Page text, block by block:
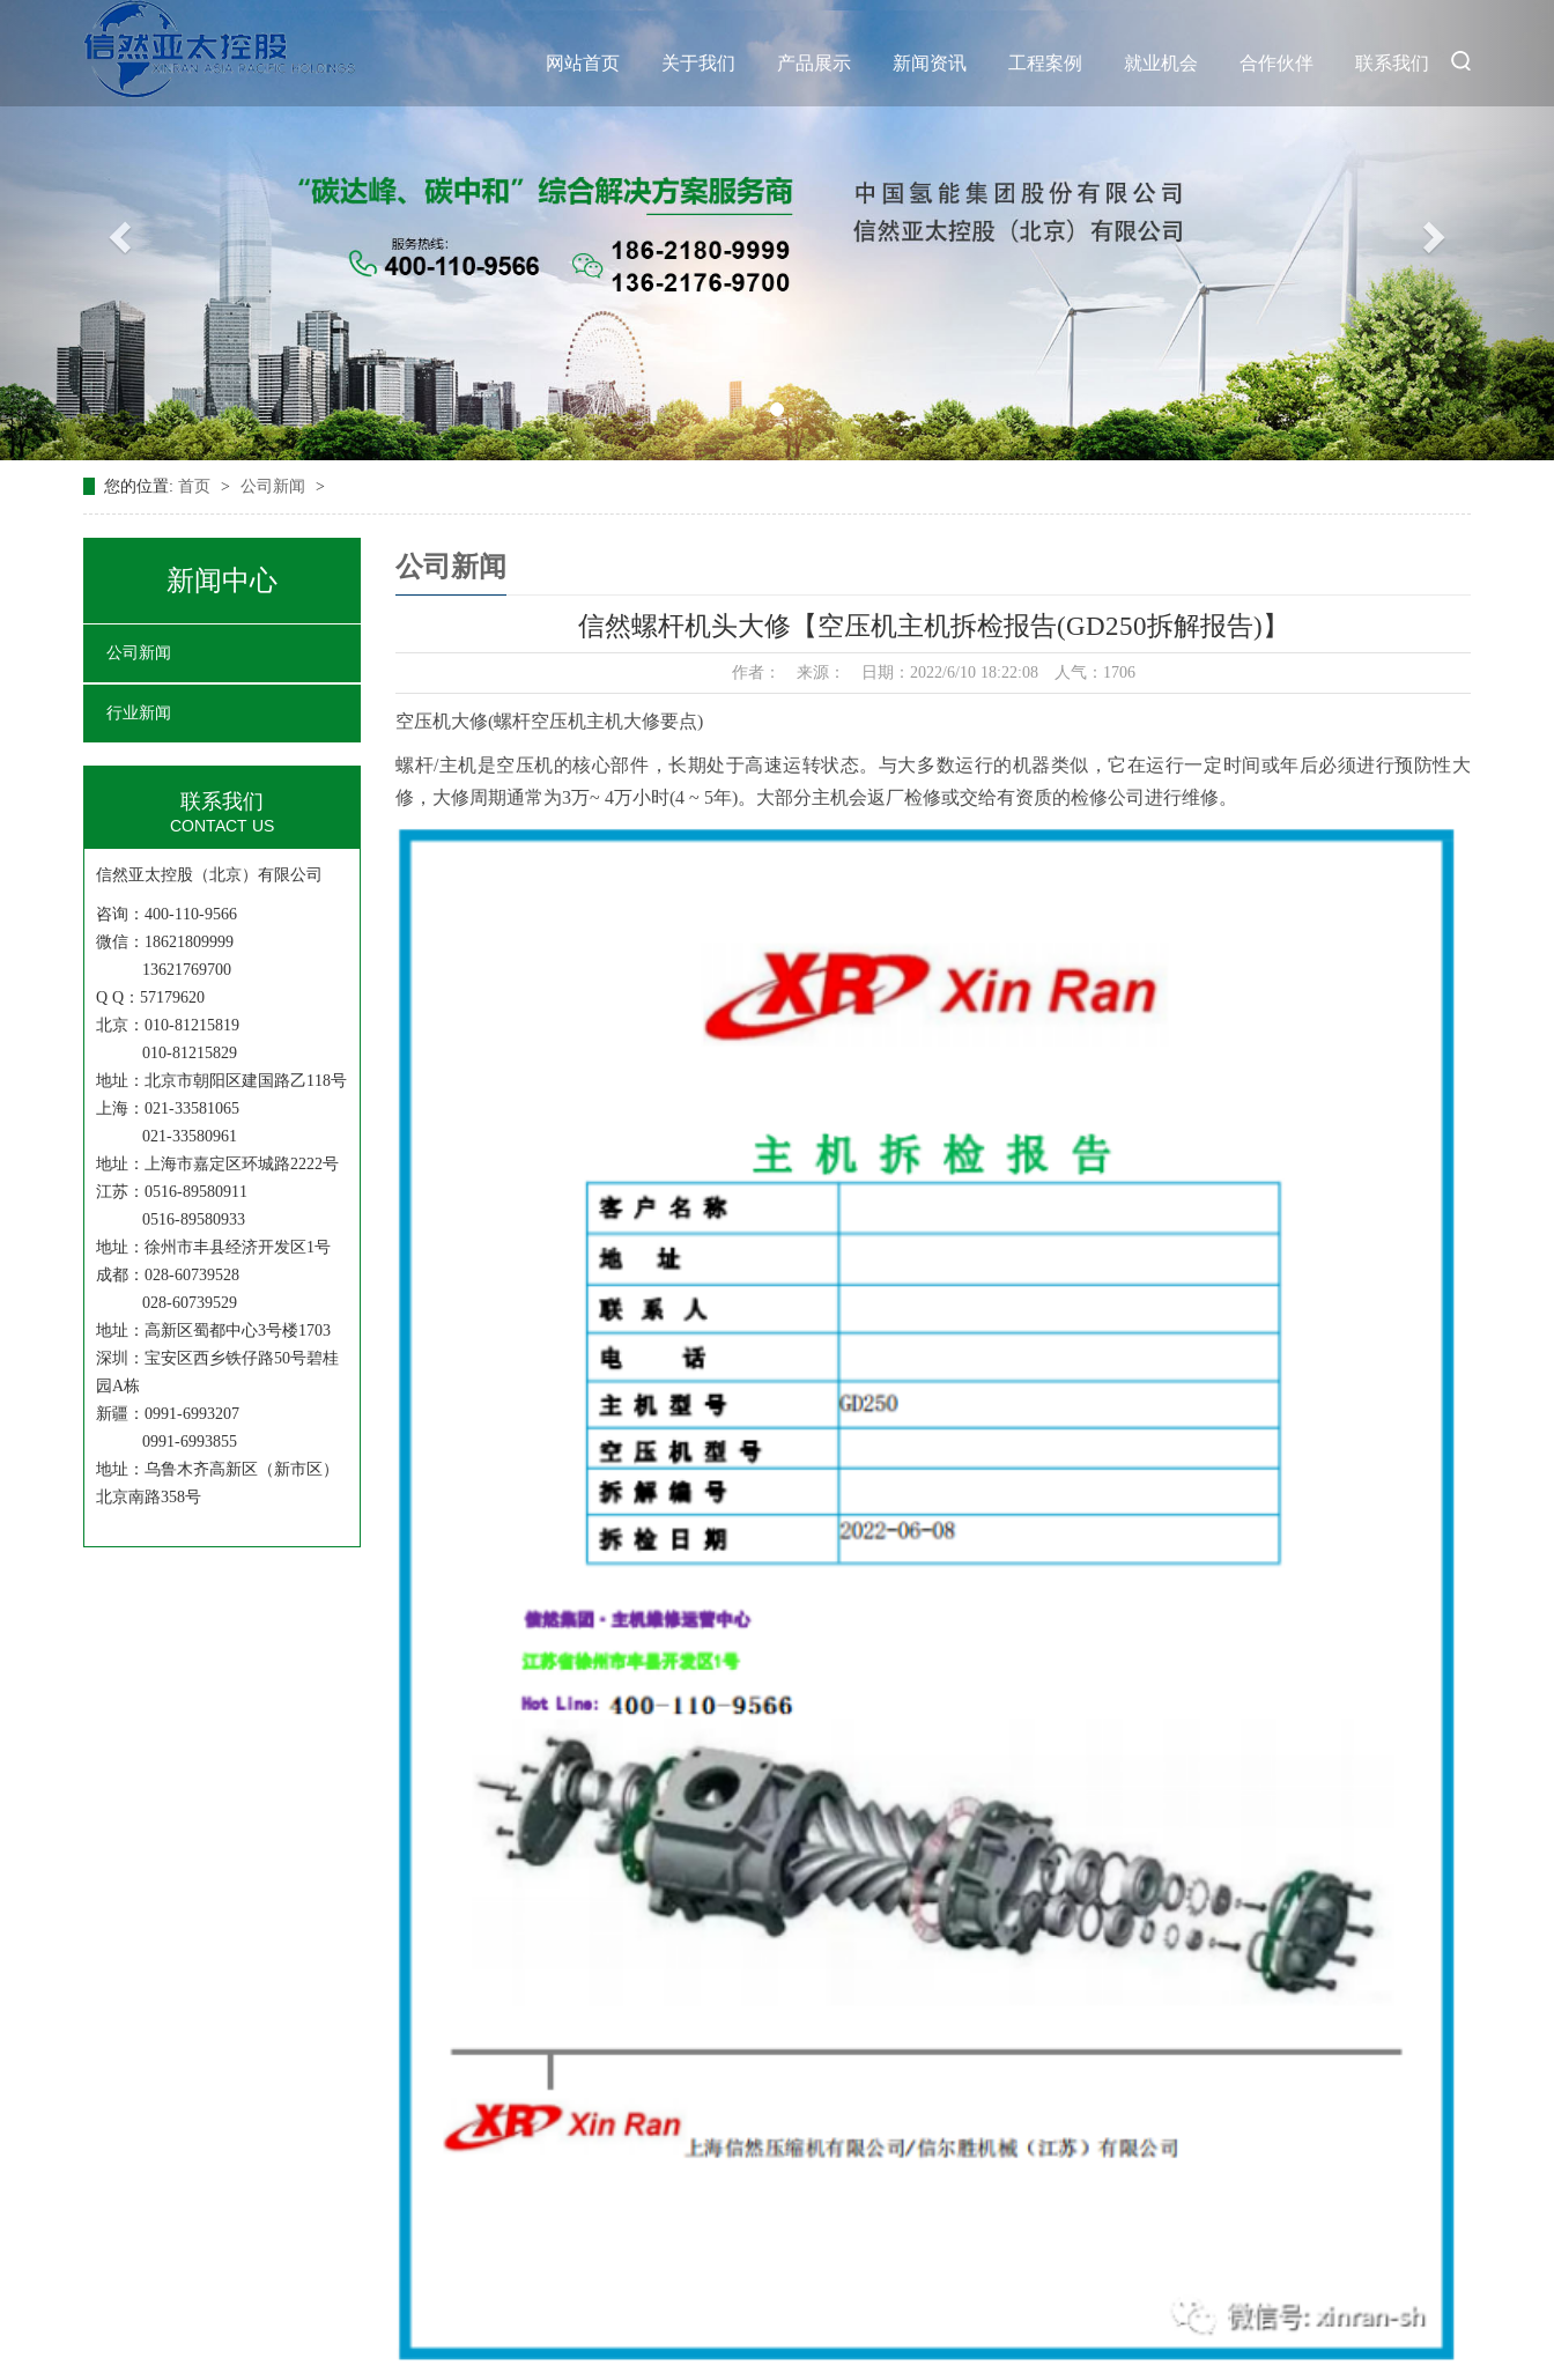
网站首页 关于我们 产品展示 新闻资讯 工程案例 就业机会 合作伙伴 联系我们
您的位置: 首页 > 公司新闻 >
新闻中心
公司新闻
行业新闻
联系我们
CONTACT US
信然亚太控股（北京）有限公司
咨询：400-110-9566
微信：18621809999
13621769700
Q Q：57179620
北京：010-81215819
010-81215829
地址：北京市朝阳区建国路乙118号
上海：021-33581065
021-33580961
地址：上海市嘉定区环城路2222号
江苏：0516-89580911
0516-89580933
地址：徐州市丰县经济开发区1号
成都：028-60739528
028-60739529
地址：高新区蜀都中心3号楼1703
深圳：宝安区西乡铁仔路50号碧桂
园A栋
新疆：0991-6993207
0991-6993855
地址：乌鲁木齐高新区（新市区）
北京南路358号
公司新闻
信然螺杆机头大修【空压机主机拆检报告(GD250拆解报告)】
作者： 来源： 日期：2022/6/10 18:22:08 人气：1706
空压机大修(螺杆空压机主机大修要点)
螺杆/主机是空压机的核心部件，长期处于高速运转状态。与大多数运行的机器类似，它在运行一定时间或年后必须进行预防性大
修，大修周期通常为3万~ 4万小时(4 ~ 5年)。大部分主机会返厂检修或交给有资质的检修公司进行维修。